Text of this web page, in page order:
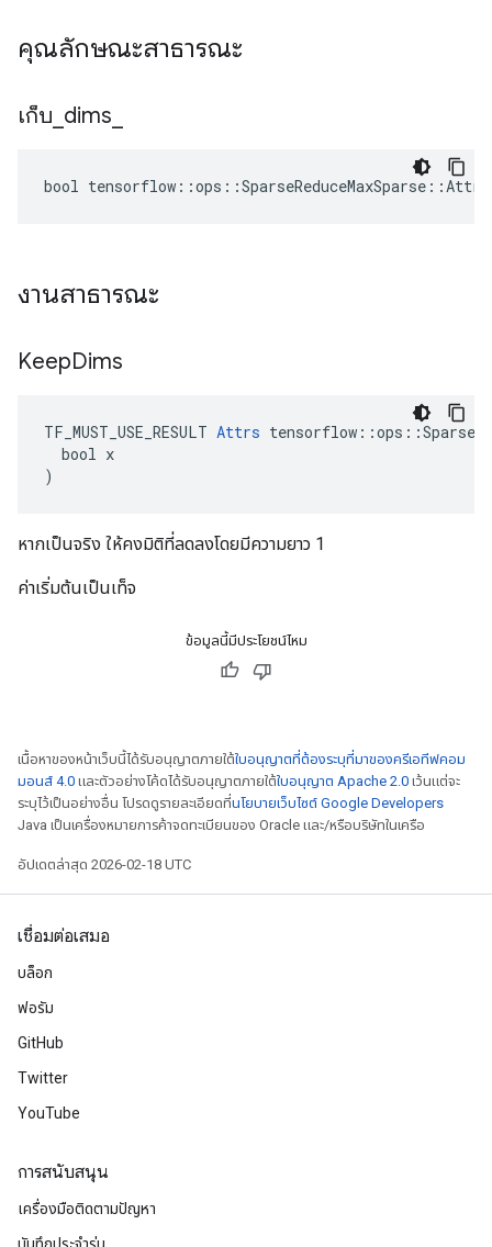
คุณลักษณะสาธารณะ
เก็บ dims
bool
งานสาธารณะ
KeepDims
TF_MUST_USE_RESULT Attrs
  bool x
)
หากเป็นจริง ให้คงมิติที่ลดลงโดยมีความยาว 1
ค่าเริ่มต้นเป็นเท็จ
ข้อมูลนี้มีประโยชน์ไหม
เนื้อหาของหน้าเว็บนี้ได้รับอนุญาตภายใต้ใบอนุญาตที่ต้องระบุที่มาของครีเอทีฟคอม
มอนส์ 4.0 และตัวอย่างโค้ดได้รับอนุญาตภายใต้ใบอนุญาต Apache 2.0 เว้นแต่จะ
ระบุไว้เป็นอย่างอื่น โปรดดูรายละเอียดที่นโยบายเว็บไซต์ Google Developers
Java เป็นเครื่องหมายการค้าจดทะเบียนของ Oracle และ/หรือบริษัทในเครือ
อัปเดตล่าสุด 2026-02-18 UTC
เชื่อมต่อเสมอ
บล็อก
ฟอรัม
GitHub
Twitter
YouTube
การสนับสนุน
เครื่องมือติดตามปัญหา